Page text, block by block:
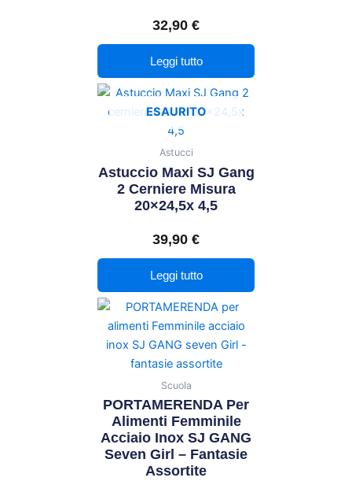
32,90 €
Leggi tutto
ESAURITO
Astucci
Astuccio Maxi SJ Gang
2 Cerniere Misura
20×24,5x 4,5
39,90 €
Leggi tutto
Scuola
PORTAMERENDA Per
Alimenti Femminile
Acciaio Inox SJ GANG
Seven Girl – Fantasie
Assortite